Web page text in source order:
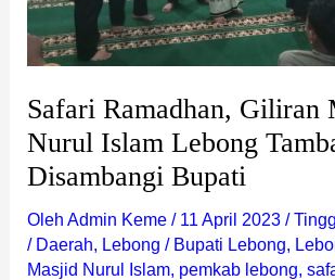
Safari Ramadhan, Giliran
Nurul Islam Lebong
Disambangi Bupati
Oleh Admin Keme / 11 April 2023 /
/ Daerah, Lebong / Bupati Lebong,
Masjid Nurul Islam, pemkab lebong,
Bupati